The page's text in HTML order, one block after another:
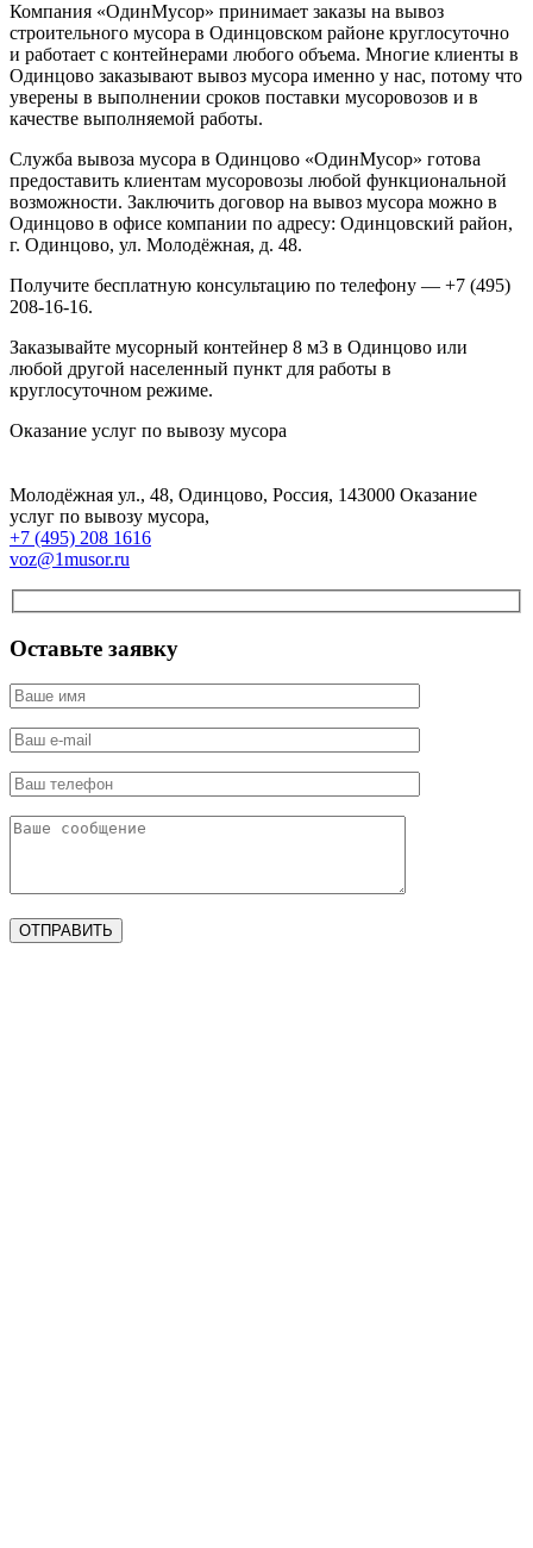
Компания «ОдинМусор» принимает заказы на вывоз
строительного мусора в Одинцовском районе круглосуточно
и работает с контейнерами любого объема. Многие клиенты в
Одинцово заказывают вывоз мусора именно у нас, потому что
уверены в выполнении сроков поставки мусоровозов и в
качестве выполняемой работы.
Служба вывоза мусора в Одинцово «ОдинМусор» готова
предоставить клиентам мусоровозы любой функциональной
возможности. Заключить договор на вывоз мусора можно в
Одинцово в офисе компании по адресу: Одинцовский район,
г. Одинцово, ул. Молодёжная, д. 48.
Получите бесплатную консультацию по телефону — +7 (495)
208-16-16.
Заказывайте мусорный контейнер 8 м3 в Одинцово или
любой другой населенный пункт для работы в
круглосуточном режиме.
Оказание услуг по вывозу мусора
Молодёжная ул., 48, Одинцово, Россия, 143000 Оказание
услуг по вывозу мусора,
+7 (495) 208 1616
voz@1musor.ru
Оставьте заявку